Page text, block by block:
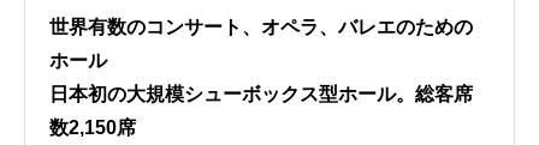
世界有数のコンサート、オペラ、バレエのための
ホール
日本初の大規模シューボックス型ホール。総客席
数2,150席